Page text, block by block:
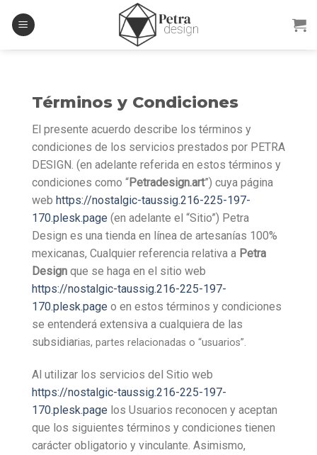
Términos y Condiciones
El presente acuerdo describe los términos y
condiciones de los servicios prestados por PETRA
DESIGN. (en adelante referida en estos términos y
condiciones como “Petradesign.art”) cuya página
web https://nostalgic-taussig.216-225-197-
170.plesk.page (en adelante el “Sitio”) Petra
Design es una tienda en línea de artesanías 100%
mexicanas, Cualquier referencia relativa a Petra
Design que se haga en el sitio web
https://nostalgic-taussig.216-225-197-
170.plesk.page o en estos términos y condiciones
se entenderá extensiva a cualquiera de las
subsidiarias, partes relacionadas o “usuarios”.
Al utilizar los servicios del Sitio web
https://nostalgic-taussig.216-225-197-
170.plesk.page los Usuarios reconocen y aceptan
que los siguientes términos y condiciones tienen
carácter obligatorio y vinculante. Asimismo,